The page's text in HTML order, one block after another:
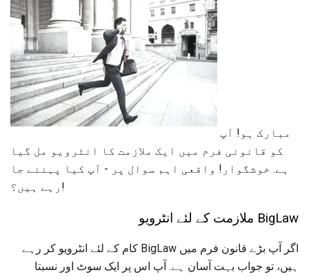
کو قانونی فرم میں ایک ملازمت کا انٹرویو مل گیا
ہے. خوشگوار! واقعی اہم سوال پر - آپ کیا پہننے جا
رہے ہیں؟!
BigLaw ملازمت کے لئے انٹرویو
اگر آپ بڑے قانون فرم میں BigLaw کام کے لئے انٹرویو کر رہے
ہیں، تو جواب بہت آسان ہے. آپ اس پر ایک سوٹ اور نسبتا